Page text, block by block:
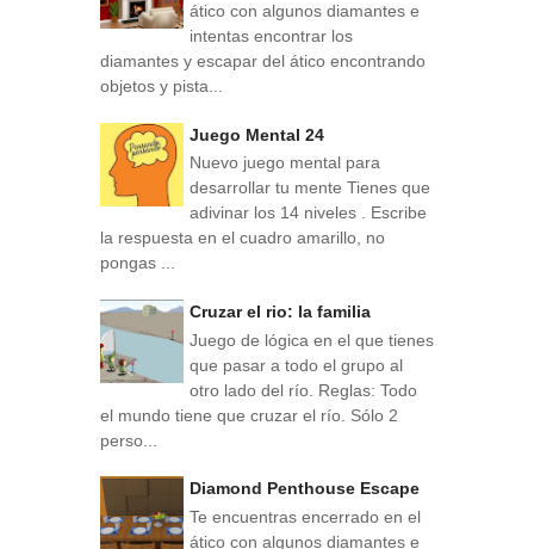
ático con algunos diamantes e
intentas encontrar los
diamantes y escapar del ático encontrando
objetos y pista...
Juego Mental 24
Nuevo juego mental para
desarrollar tu mente Tienes que
adivinar los 14 niveles . Escribe
la respuesta en el cuadro amarillo, no
pongas ...
Cruzar el rio: la familia
Juego de lógica en el que tienes
que pasar a todo el grupo al
otro lado del río. Reglas: Todo
el mundo tiene que cruzar el río. Sólo 2
perso...
Diamond Penthouse Escape
Te encuentras encerrado en el
ático con algunos diamantes e